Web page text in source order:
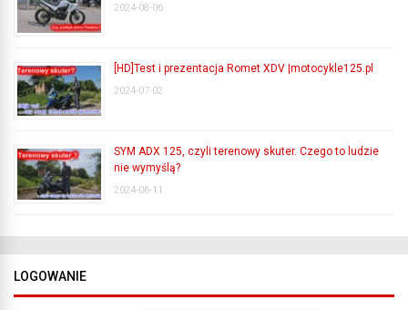
2024-08-06
[HD]Test i prezentacja Romet XDV |motocykle125.pl
2024-07-02
SYM ADX 125, czyli terenowy skuter. Czego to ludzie
nie wymyślą?
2024-06-11
LOGOWANIE